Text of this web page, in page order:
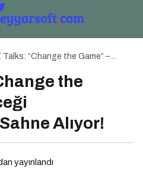
Talks: “Change the Game” –
the
Alıyor!
yayınlandı
1.0 Eğitimi İstanbul